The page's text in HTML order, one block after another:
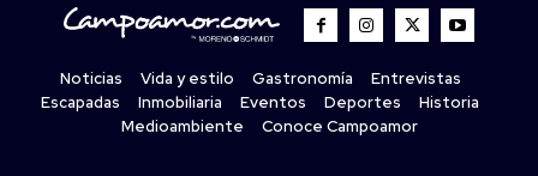
Noticias Vida y estilo Gastronomía
Entrevistas
Escapadas
Inmobiliaria Eventos Deportes
Historia
Medioambiente
Conoce Campoamor